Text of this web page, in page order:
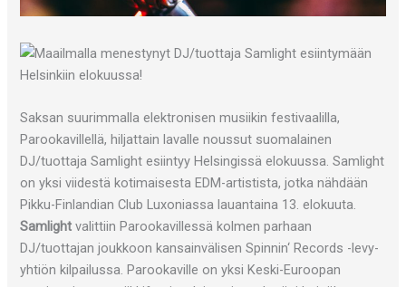
Saksan suurimmalla elektronisen musiikin festivaalilla,
Parookavillellä, hiljattain lavalle noussut suomalainen
DJ/tuottaja Samlight esiintyy Helsingissä elokuussa. Samlight
on yksi viidestä kotimaisesta EDM-artistista, jotka nähdään
Pikku-Finlandian Club Luxoniassa lauantaina 13. elokuuta.
Samlight valittiin Parookavillessä kolmen parhaan
DJ/tuottajan joukkoon kansainvälisen Spinnin‘ Records -levy-
yhtiön kilpailussa. Parookaville on yksi Keski-Euroopan